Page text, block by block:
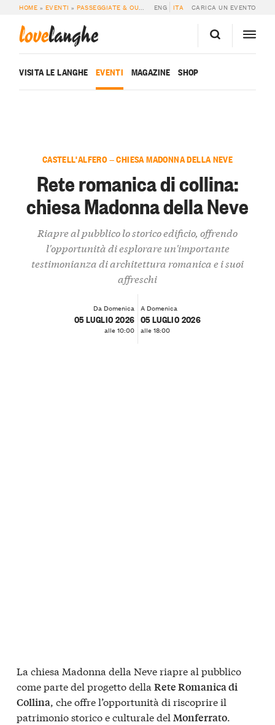
HOME » EVENTI »PASSEGGIATE & OUTDOOR » RETE ROMANICA DI COLLINA:
ENG ITA CARICA UN EVENTO
lovelanghe
VISITA LE LANGHE EVENTI MAGAZINE SHOP
CASTELL'ALFERO — CHIESA MADONNA DELLA NEVE
Rete romanica di collina:
chiesa Madonna della Neve
Riapre al pubblico lo storico edificio, offrendo
l'opportunità di esplorare un'importante
testimonianza di architettura romanica e i suoi
affreschi
Da Domenica
05 LUGLIO 2026
alle 10:00
A Domenica
05 LUGLIO 2026
alle 18:00
La chiesa Madonna della Neve riapre al pubblico
come parte del progetto della Rete Romanica di
Collina, che offre l’opportunità di riscoprire il
patrimonio storico e culturale del Monferrato.